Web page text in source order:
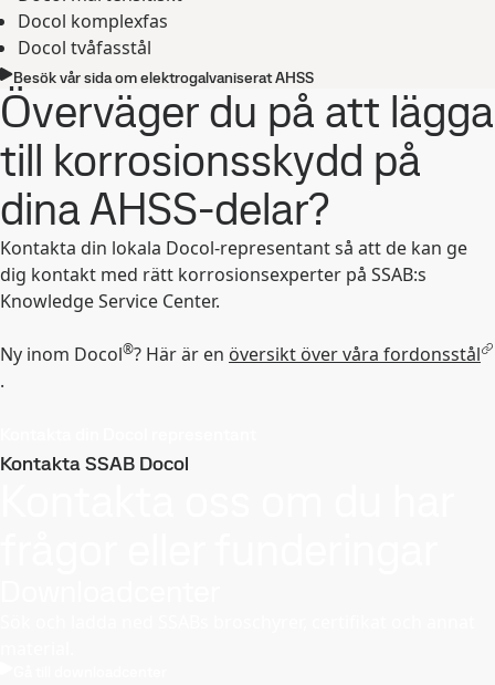
Docol komplexfas
Docol tvåfasstål
Besök vår sida om elektrogalvaniserat AHSS
Överväger du på att lägga
till korrosionsskydd på
dina AHSS-delar?
Kontakta din lokala Docol-representant så att de kan ge
dig kontakt med rätt korrosionsexperter på SSAB:s
Knowledge Service Center.
Ny inom Docol®? Här är en översikt över våra fordonsstål
.
Kontakta SSAB Docol